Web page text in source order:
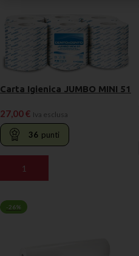
Carta Igienica JUMBO MINI 51
27,00€ Iva esclusa
36 punti
AGGIUNGI AL CARRELLO
-26%